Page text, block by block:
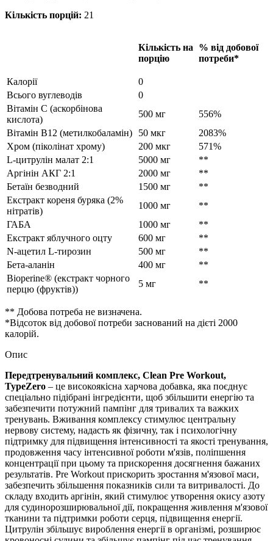
Кількість порцій: 21
Кількість на
порцію
% від добової
потреби*
Калорії
0
Всього вуглеводів
0
Вітамін С (аскорбінова
кислота)
500 мг
556%
Вітамін B12 (метилкобаламін)
50 мкг
2083%
Хром (піколінат хрому)
200 мкг
571%
L-цитрулін малат 2:1
5000 мг
**
Аргінін АКГ 2:1
2000 мг
**
Бетаїн безводний
1500 мг
**
Екстракт кореня буряка (2%
нітратів)
1000 мг
**
ГАБА
1000 мг
**
Екстракт яблучного оцту
600 мг
**
N-ацетил L-тирозин
500 мг
**
Бета-аланін
400 мг
**
Bioperine® (екстракт чорного
перцю (фруктів))
5 мг **
** Добова потреба не визначена.
*Відсоток від добової потреби заснований на дієті 2000
калорій.
Опис
Передтренувальний комплекс, Clean Pre Workout,
TypeZero – це високоякісна харчова добавка, яка поєднує
спеціально підібрані інгредієнти, щоб збільшити енергію та
забезпечити потужний пампінг для тривалих та важких
тренувань. Вживання комплексу стимулює центральну
нервову систему, надасть як фізичну, так і психологічну
підтримку для підвищення інтенсивності та якості тренування,
продовження часу інтенсивної роботи м'язів, поліпшення
концентрації при цьому та прискорення досягнення бажаних
результатів. Pre Workout прискорить зростання м'язової маси,
забезпечить збільшення показників сили та витривалості. До
складу входить аргінін, який стимулює утворення окису азоту
для судинорозширювальної дії, покращення живлення м'язової
тканини та підтримки роботи серця, підвищення енергії.
Цитрулін збільшує вироблення енергії в організмі, розширює